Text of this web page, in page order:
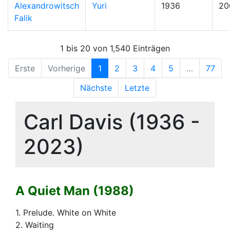
Alexandrowitsch
Falik
Yuri 1936
1 bis 20 von 1,540 Einträgen
Erste
Vorherige 1 2 3 4 5 …
77
Nächste
Letzte
Carl Davis (1936 -
2023)
A Quiet Man (1988)
1. Prelude. White on White
2. Waiting